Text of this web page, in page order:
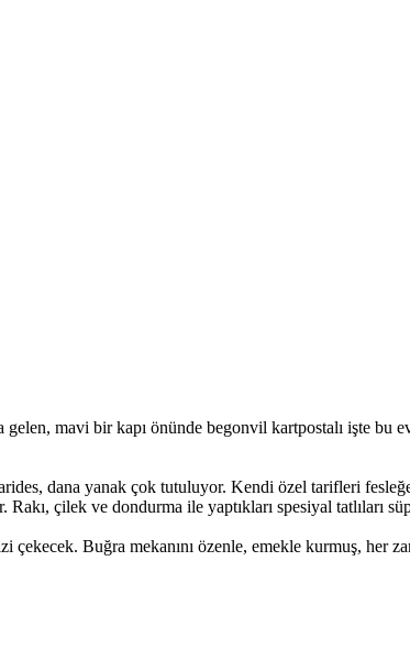
mavi bir kapı önünde begonvil kartpostalı işte
dana yanak çok tutuluyor. Kendi özel tarifleri
çilek ve dondurma ile yaptıkları spesiyal tatlıları
Buğra mekanını özenle, emekle kurmuş, her